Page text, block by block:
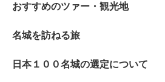
おすすめのツァー・観光地
名城を訪ねる旅
日本１００名城の選定について